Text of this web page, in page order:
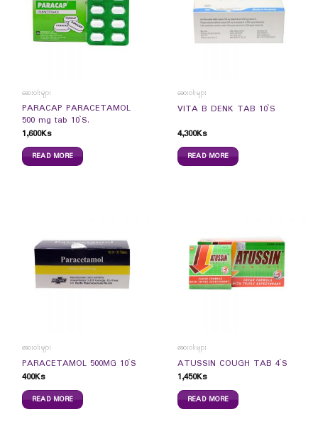
ဆေးဝါးများ
PARACAP PARACETAMOL
500 mg tab 10`S.
1,600Ks
READ MORE
ဆေးဝါးများ
VITA B DENK TAB 10`S
4,300Ks
READ MORE
ဆေးဝါးများ
PARACETAMOL 500MG 10`S
400Ks
READ MORE
ဆေးဝါးများ
ATUSSIN COUGH TAB 4`S
1,450Ks
READ MORE